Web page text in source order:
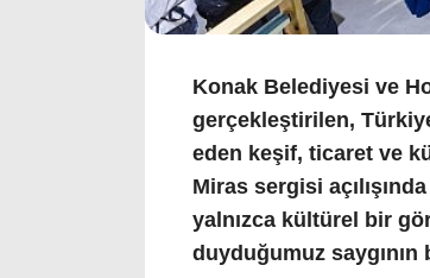
Konak Belediyesi ve
gerçekleştirilen,
eden keşif, ticaret ve
Miras sergisi
yalnızca kültürel bir
duyduğumuz